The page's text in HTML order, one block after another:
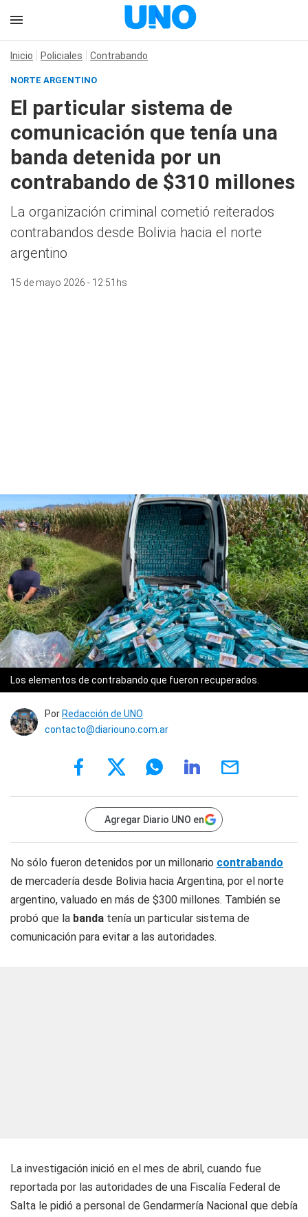
Inicio Policiales Contrabando
NORTE ARGENTINO
El particular sistema de
comunicación que tenía una
banda detenida por un
contrabando de $310 millones
La organización criminal cometió reiterados
contrabandos desde Bolivia hacia el norte
argentino
15 de mayo 2026 - 12:51hs
Los elementos de contrabando que fueron recuperados.
Por Redacción de UNO
contacto@diariouno.com.ar
Agregar Diario UNO en
No sólo fueron detenidos por un millonario contrabando
de mercadería desde Bolivia hacia Argentina, por el norte
argentino, valuado en más de $300 millones. También se
probó que la banda tenía un particular sistema de
comunicación para evitar a las autoridades.
La investigación inició en el mes de abril, cuando fue
reportada por las autoridades de una Fiscalía Federal de
Salta le pidió a personal de Gendarmería Nacional que debía